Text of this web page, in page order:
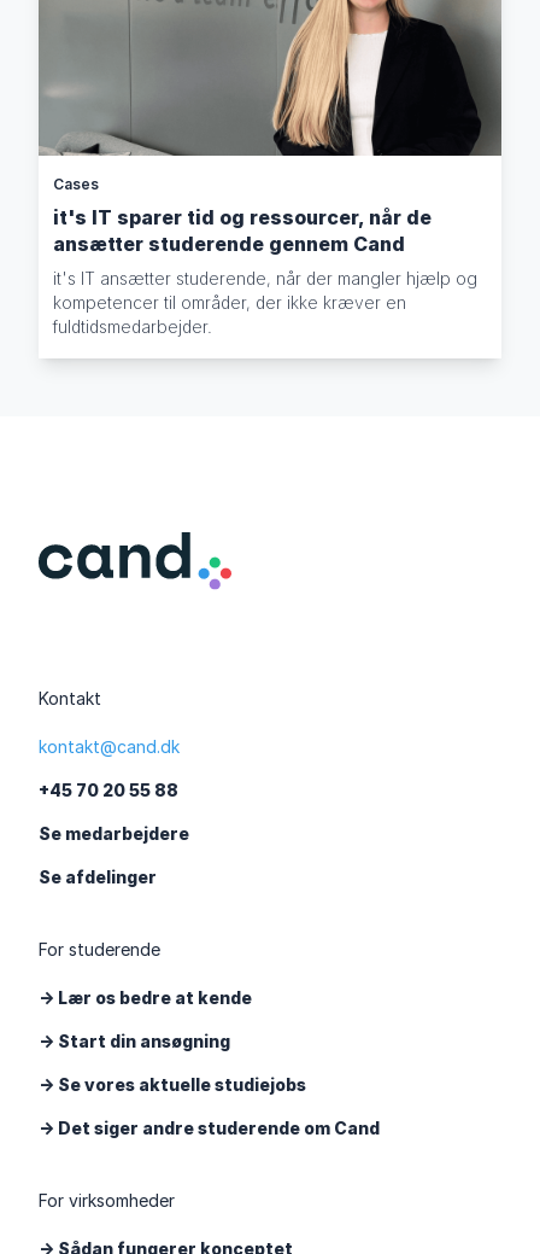
Cases
it's IT sparer tid og ressourcer, når de
ansætter studerende gennem Cand
it's IT ansætter studerende, når der mangler hjælp og
kompetencer til områder, der ikke kræver en
fuldtidsmedarbejder.
Kontakt
kontakt@cand.dk
+45 70 20 55 88
Se medarbejdere
Se afdelinger
For studerende
-> Lær os bedre at kende
-> Start din ansøgning
-> Se vores aktuelle studiejobs
-> Det siger andre studerende om Cand
For virksomheder
-> Sådan fungerer konceptet